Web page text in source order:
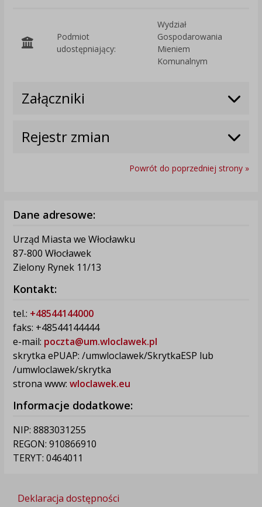
Podmiot
udostępniający:
Wydział
Gospodarowania
Mieniem
Komunalnym
Załączniki
Rejestr zmian
Powrót do poprzedniej strony »
Dane adresowe:
Urząd Miasta we Włocławku
87-800 Włocławek
Zielony Rynek 11/13
Kontakt:
tel.: +48544144000
faks: +48544144444
e-mail: poczta@um.wloclawek.pl
skrytka ePUAP: /umwloclawek/SkrytkaESP lub
/umwloclawek/skrytka
strona www: wloclawek.eu
Informacje dodatkowe:
NIP: 8883031255
REGON: 910866910
TERYT: 0464011
Deklaracja dostępności